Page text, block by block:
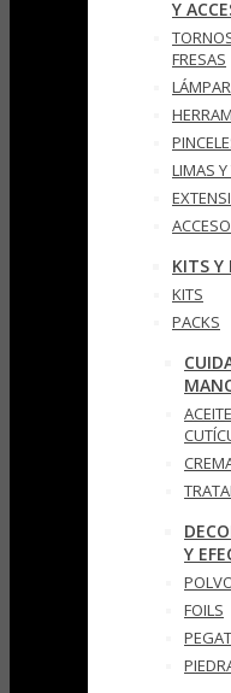
Y
FRESAS
LIMAS
KITS Y
KITS
PACKS
Y
FOILS